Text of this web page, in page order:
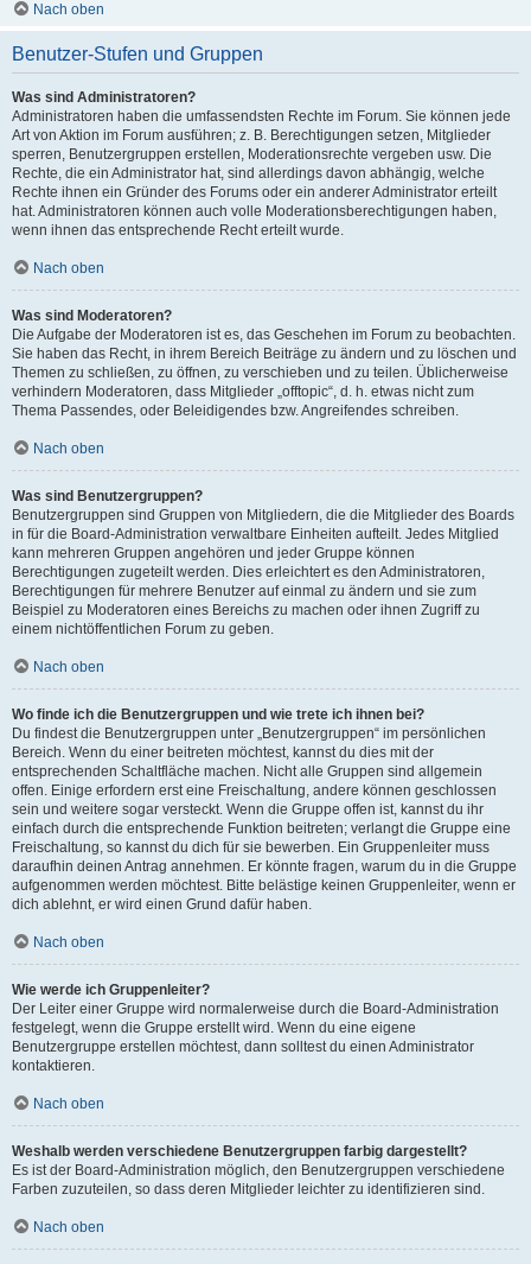
Nach oben
Benutzer-Stufen und Gruppen
Was sind Administratoren?
Administratoren haben die umfassendsten Rechte im Forum. Sie können jede
Art von Aktion im Forum ausführen; z. B. Berechtigungen setzen, Mitglieder
sperren, Benutzergruppen erstellen, Moderationsrechte vergeben usw. Die
Rechte, die ein Administrator hat, sind allerdings davon abhängig, welche
Rechte ihnen ein Gründer des Forums oder ein anderer Administrator erteilt
hat. Administratoren können auch volle Moderationsberechtigungen haben,
wenn ihnen das entsprechende Recht erteilt wurde.
Nach oben
Was sind Moderatoren?
Die Aufgabe der Moderatoren ist es, das Geschehen im Forum zu beobachten.
Sie haben das Recht, in ihrem Bereich Beiträge zu ändern und zu löschen und
Themen zu schließen, zu öffnen, zu verschieben und zu teilen. Üblicherweise
verhindern Moderatoren, dass Mitglieder „offtopic“, d. h. etwas nicht zum
Thema Passendes, oder Beleidigendes bzw. Angreifendes schreiben.
Nach oben
Was sind Benutzergruppen?
Benutzergruppen sind Gruppen von Mitgliedern, die die Mitglieder des Boards
in für die Board-Administration verwaltbare Einheiten aufteilt. Jedes Mitglied
kann mehreren Gruppen angehören und jeder Gruppe können
Berechtigungen zugeteilt werden. Dies erleichtert es den Administratoren,
Berechtigungen für mehrere Benutzer auf einmal zu ändern und sie zum
Beispiel zu Moderatoren eines Bereichs zu machen oder ihnen Zugriff zu
einem nichtöffentlichen Forum zu geben.
Nach oben
Wo finde ich die Benutzergruppen und wie trete ich ihnen bei?
Du findest die Benutzergruppen unter „Benutzergruppen“ im persönlichen
Bereich. Wenn du einer beitreten möchtest, kannst du dies mit der
entsprechenden Schaltfläche machen. Nicht alle Gruppen sind allgemein
offen. Einige erfordern erst eine Freischaltung, andere können geschlossen
sein und weitere sogar versteckt. Wenn die Gruppe offen ist, kannst du ihr
einfach durch die entsprechende Funktion beitreten; verlangt die Gruppe eine
Freischaltung, so kannst du dich für sie bewerben. Ein Gruppenleiter muss
daraufhin deinen Antrag annehmen. Er könnte fragen, warum du in die Gruppe
aufgenommen werden möchtest. Bitte belästige keinen Gruppenleiter, wenn er
dich ablehnt, er wird einen Grund dafür haben.
Nach oben
Wie werde ich Gruppenleiter?
Der Leiter einer Gruppe wird normalerweise durch die Board-Administration
festgelegt, wenn die Gruppe erstellt wird. Wenn du eine eigene
Benutzergruppe erstellen möchtest, dann solltest du einen Administrator
kontaktieren.
Nach oben
Weshalb werden verschiedene Benutzergruppen farbig dargestellt?
Es ist der Board-Administration möglich, den Benutzergruppen verschiedene
Farben zuzuteilen, so dass deren Mitglieder leichter zu identifizieren sind.
Nach oben